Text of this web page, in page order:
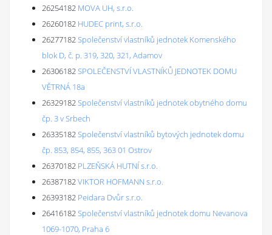
26254182 MOVA UH, s.r.o.
26260182 HUDEC print, s.r.o.
26277182Společenství vlastníků jednotek Komenského
blok D, č. p. 319, 320, 321, Adamov
26306182SPOLEČENSTVÍ VLASTNÍKŮ JEDNOTEK DOMU
VĚTRNÁ 18a
26329182Společenství vlastníků jednotek obytného domu
čp. 3 v Srbech
26335182Společenství vlastníků bytových jednotek domu
čp. 853, 854, 855, 363 01 Ostrov
26370182 PLZEŇSKÁ HUTNÍ s.r.o.
26387182VIKTOR HOFMANN s.r.o.
26393182 Peidara Dvůr s.r.o.
26416182Společenství vlastníků jednotek domu Nevanova
1069-1070, Praha 6